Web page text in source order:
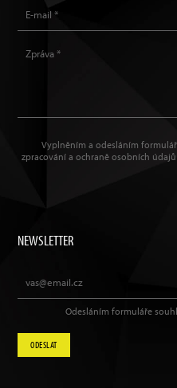
NEWSLETTER
Odesláním formuláře
ODESLAT
Vyplněním a odesláním
zpracování a ochraně osobních